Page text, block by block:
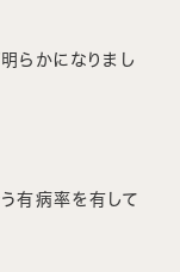
らかになりまし
有病率を有して